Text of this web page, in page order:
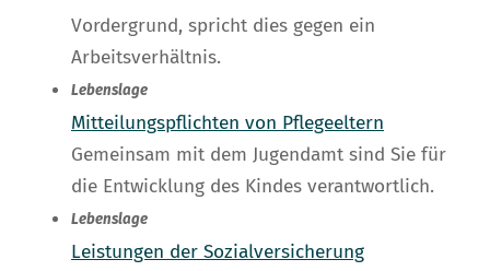
Vordergrund, spricht dies gegen ein
Arbeitsverhältnis.
Lebenslage
Mitteilungspflichten von Pflegeeltern
Gemeinsam mit dem Jugendamt sind Sie für
die Entwicklung des Kindes verantwortlich.
Lebenslage
Leistungen der Sozialversicherung